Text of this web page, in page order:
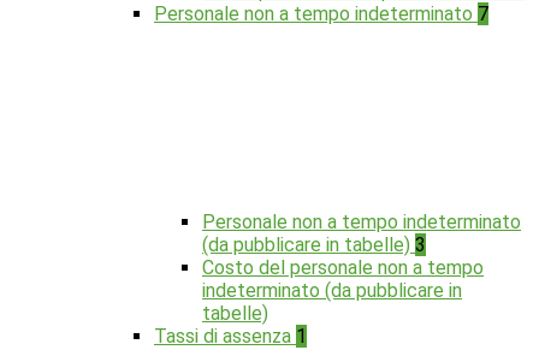
Personale non a tempo indeterminato 7
Personale non a tempo indeterminato
(da pubblicare in tabelle) 3
Costo del personale non a tempo
indeterminato (da pubblicare in
tabelle)
Tassi di assenza 1